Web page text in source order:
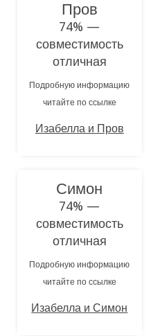
Пров
74% —
совместимость
отличная
Подробную информацию
читайте по ссылке
Изабелла и Пров
Симон
74% —
совместимость
отличная
Подробную информацию
читайте по ссылке
Изабелла и Симон